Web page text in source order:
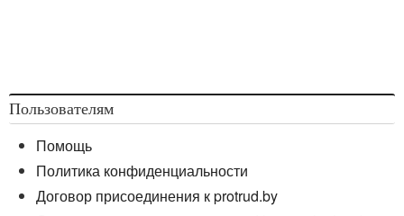
Пользователям
Помощь
Политика конфиденциальности
Договор присоединения к protrud.by